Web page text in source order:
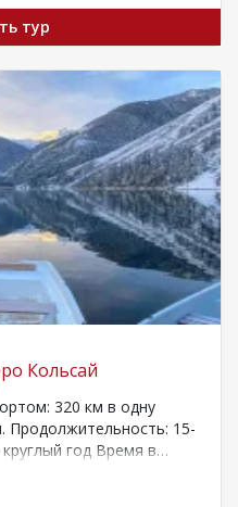
тур
Кольсай
320 км в одну
Продолжительность: 15-
год Время в…